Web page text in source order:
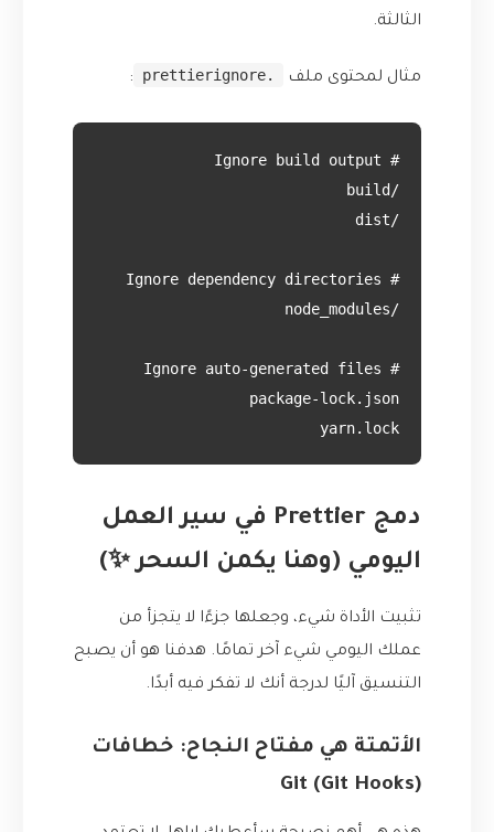
الثالثة.
مثال لمحتوى ملف .prettierignore
:
yarn.lock
دمج Prettier في سير العمل
اليومي (وهنا يكمن السحر ✨)
تثبيت الأداة شيء، وجعلها جزءًا لا يتجزأ من
عملك اليومي شيء آخر تمامًا. هدفنا هو أن يصبح
التنسيق آليًا لدرجة أنك لا تفكر فيه أبدًا.
الأتمتة هي مفتاح النجاح: خطافات
Git (Git Hooks)